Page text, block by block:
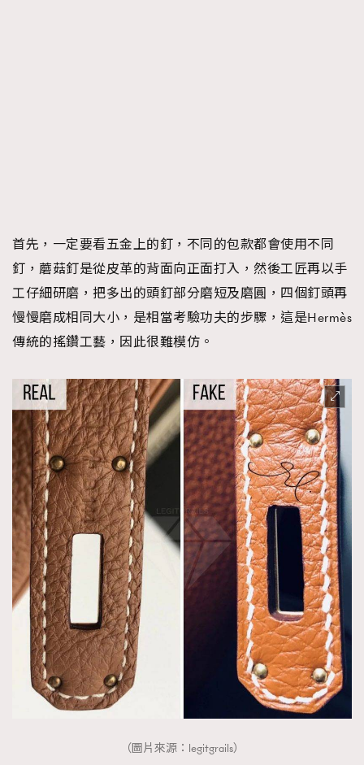
首先，一定要看五金上的釘，不同的包款都會使用不同
釘，蘑菇釘是從皮革的背面向正面打入，然後工匠再以手
工仔細研磨，把多出的頭釘部分磨短及磨圓，四個釘頭再
慢慢磨成相同大小，是相當考驗功夫的步驟，這是Hermès
傳統的搖鑽工藝，因此很難模仿。
（圖片來源：legitgrails）